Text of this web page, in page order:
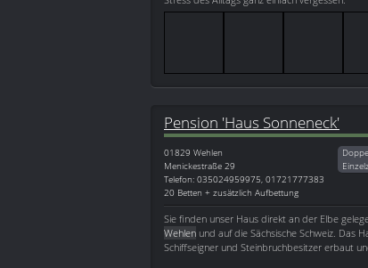
Pension 'Haus Sonneneck'
01829 Wehlen
Menickestraße 29
Telefon: 035024959975, 01721777383
20 Betten + zusätzlich Aufbettung
Sie finden unser Haus direkt an der Elbe
Wehlen und auf die Sächsische Schweiz. Das
Schiffseigner und Steinbruchbesitzer erbaut